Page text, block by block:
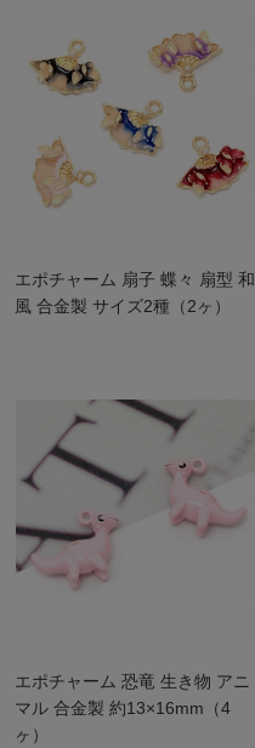
エポチャーム 扇子 蝶々 扇型 和
風 合金製 サイズ2種（2ヶ）
エポチャーム 恐竜 生き物 アニ
マル 合金製 約13×16mm（4
ヶ）